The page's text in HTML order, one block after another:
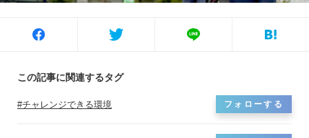
この記事に関連するタグ
チャレンジできる環境 フォローする